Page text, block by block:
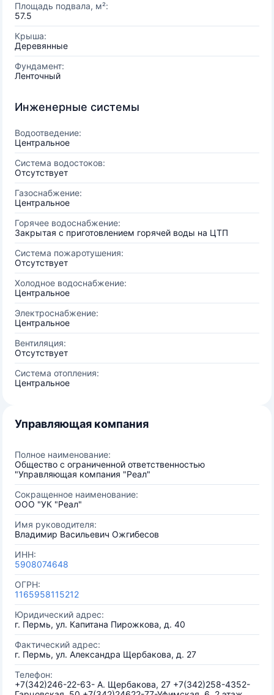
Площадь подвала, м²:
57.5
Крыша:
Деревянные
Фундамент:
Ленточный
Инженерные системы
Водоотведение:
Центральное
Система водостоков:
Отсутствует
Газоснабжение:
Центральное
Горячее водоснабжение:
Закрытая с приготовлением горячей воды на ЦТП
Система пожаротушения:
Отсутствует
Холодное водоснабжение:
Центральное
Электроснабжение:
Центральное
Вентиляция:
Отсутствует
Система отопления:
Центральное
Управляющая компания
Полное наименование:
Общество с ограниченной ответственностью
"Управляющая компания "Реал"
Сокращенное наименование:
ООО "УК "Реал"
Имя руководителя:
Владимир Васильевич Ожгибесов
ИНН:
5908074648
ОГРН:
1165958115212
Юридический адрес:
г. Пермь, ул. Капитана Пирожкова, д. 40
Фактический адрес:
г. Пермь, ул. Александра Щербакова, д. 27
Телефон:
+7(342)246-22-63- А. Щербакова, 27 +7(342)258-4352-